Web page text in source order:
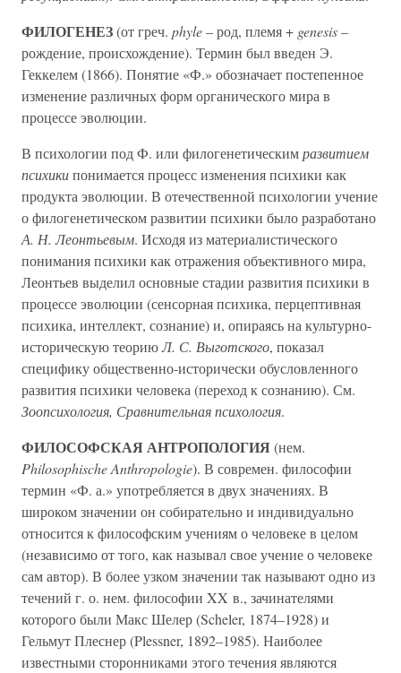
ФИЛОГЕНЕЗ(от греч. phyle– род, племя + genesis–
рождение, происхождение). Термин был введен Э.
Геккелем (1866). Понятие «Ф.» обозначает постепенное
изменение различных форм органического мира в
процессе эволюции.
В психологии под Ф. или филогенетическимразвитием
психикипонимается процесс изменения психики как
продукта эволюции. В отечественной психологии учение
о филогенетическом развитии психики было разработано
А. Н. Леонтьевым. Исходя из материалистического
понимания психики как отражения объективного мира,
Леонтьев выделил основные стадии развития психики в
процессе эволюции (сенсорная психика, перцептивная
психика, интеллект, сознание) и, опираясь на культурно-
историческую теориюЛ. С. Выготского, показал
специфику общественно-исторически обусловленного
развития психики человека (переход к сознанию). См.
Зоопсихология, Сравнительная психология.
ФИЛОСОФСКАЯ АНТРОПОЛОГИЯ(нем.
Philosophische Anthropologie). В современ. философии
термин «Ф. а.» употребляется в двух значениях. В
широком значении он собирательно и индивидуально
относится к философским учениям о человеке в целом
(независимо от того, как называл свое учение о человеке
сам автор). В более узком значении так называют одно из
течений г. о. нем. философии XX в., зачинателями
которого были Макс Шелер (Scheler, 1874–1928) и
Гельмут Плеснер (Plessner, 1892–1985). Наиболее
известными сторонниками этого течения являются